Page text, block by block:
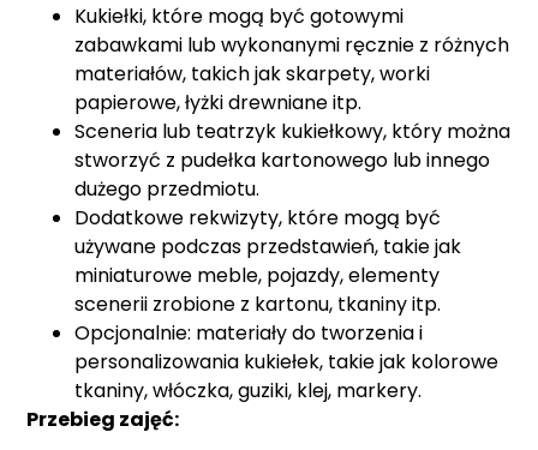
Kukiełki, które mogą być gotowymi
zabawkami lub wykonanymi ręcznie z różnych
materiałów, takich jak skarpety, worki
papierowe, łyżki drewniane itp.
Sceneria lub teatrzyk kukiełkowy, który można
stworzyć z pudełka kartonowego lub innego
dużego przedmiotu.
Dodatkowe rekwizyty, które mogą być
używane podczas przedstawień, takie jak
miniaturowe meble, pojazdy, elementy
scenerii zrobione z kartonu, tkaniny itp.
Opcjonalnie: materiały do tworzenia i
personalizowania kukiełek, takie jak kolorowe
tkaniny, włóczka, guziki, klej, markery.
Przebieg zajęć: